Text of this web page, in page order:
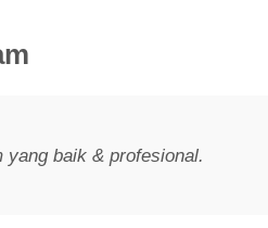
yang baik & profesional.